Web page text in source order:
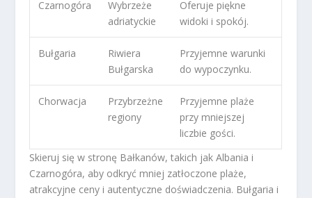
Czarnogóra
Wybrzeże
adriatyckie
Oferuje piękne
widoki i spokój.
Bułgaria
Riwiera
Bułgarska
Przyjemne warunki
do wypoczynku.
Chorwacja
Przybrzeżne
regiony
Przyjemne plaże
przy mniejszej
liczbie gości.
Skieruj się w stronę Bałkanów, takich jak Albania i
Czarnogóra, aby odkryć mniej zatłoczone plaże,
atrakcyjne ceny i autentyczne doświadczenia. Bułgaria i